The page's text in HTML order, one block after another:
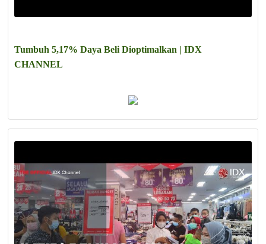
Tumbuh 5,17% Daya Beli Dioptimalkan | IDX
CHANNEL